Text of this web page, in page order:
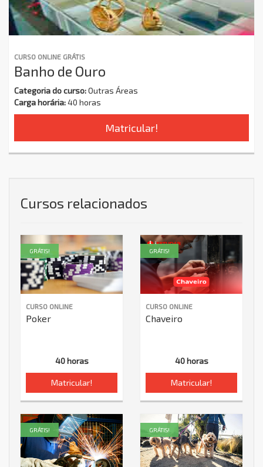
CURSO ONLINE GRÁTIS
Banho de Ouro
Categoria do curso:Outras Áreas
Carga horária:40 horas
Matricular!
Cursos relacionados
CURSO ONLINE
Poker
40 horas
Matricular!
GRÁTIS!
CURSO ONLINE
Chaveiro
40 horas
Matricular!
GRÁTIS!
GRÁTIS! GRÁTIS!